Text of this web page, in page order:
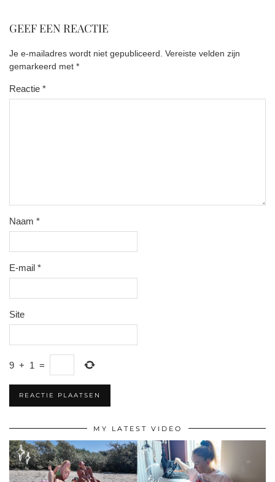
GEEF EEN REACTIE
Je e-mailadres wordt niet gepubliceerd. Vereiste velden zijn
gemarkeerd met *
Reactie *
Naam *
E-mail *
Site
9 + 1 =
MY LATEST VIDEO